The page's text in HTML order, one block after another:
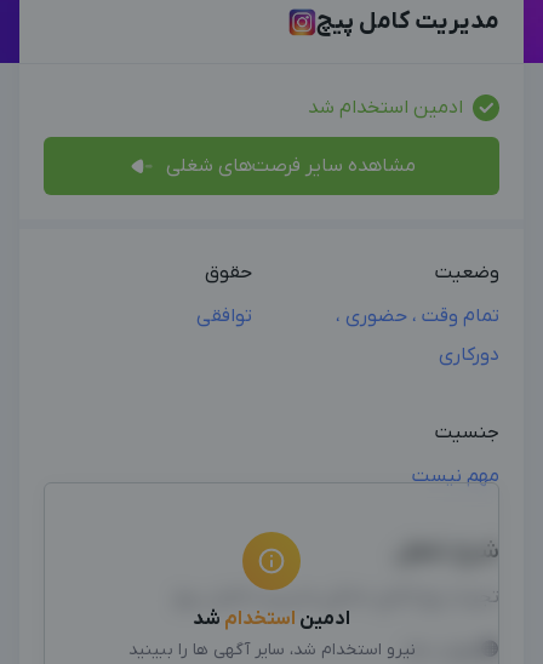
مديريت كامل پيچ
ادمین استخدام شد
مشاهده سایر فرصت‌های شغلی
وضعیت
تمام وقت ، حضوری ،
دورکاری
حقوق
توافقی
جنسیت
مهم نیست
شرح شغل
تجربه پيچ كالاي خانگي مديريت كامل پيچ
🟠مهارت ها:
ادمین استخدام شد
نیرو استخدام شد، سایر آگهی ها را ببینید